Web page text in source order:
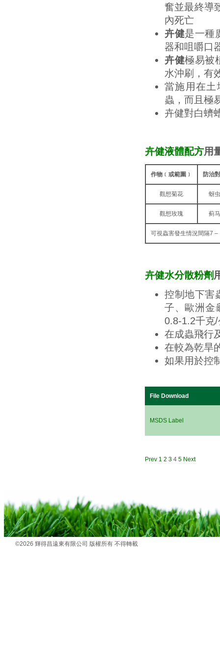
奮並最終導
內死亡
卉健是一種
器和咀嚼口
卉健極易被
水沖刷，有
當施用在土
蟲，而且極
卉健對白蠐
卉健液體配方用
作物﹝或範圍﹞ 防治
觀想菊花 蚜虫
觀想玫瑰 蓟马
可視蟲害發生情況間隔7
卉健水分散粉劑
控制地下害
子、歐洲金
0.8-1.2千克
在成蟲飛行
在較為乾旱
如果用於控
File Download
MSDS Label
Prev 1 2 3 4 5 Next
©2026 輝得昌遠東有限公司 版權所有 不得轉載